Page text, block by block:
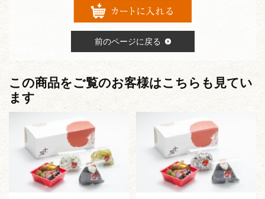
前のページに戻る
この商品をご覧のお客様はこちらも見てい
ます